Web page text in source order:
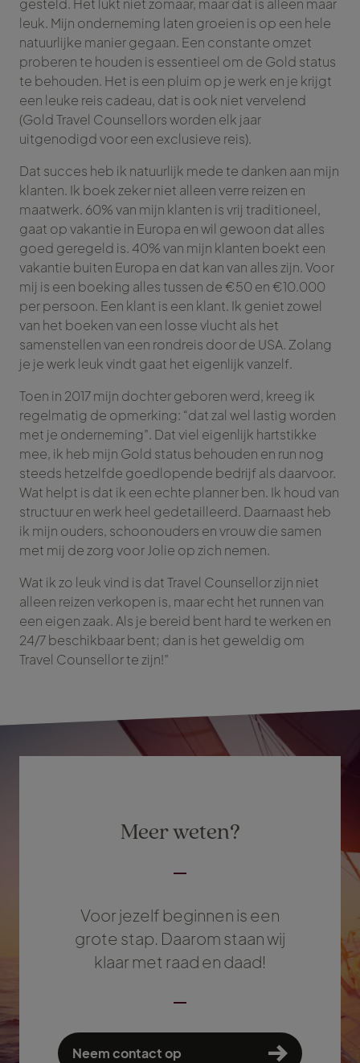
gesteld. Het lukt niet zomaar, maar dat is alleen maar
leuk. Mijn onderneming laten groeien is op een hele
natuurlijke manier gegaan. Een constante omzet
proberen te houden is essentieel om de Gold status
te behouden. Het is een pluim op je werk en je krijgt
een leuke reis cadeau, dat is ook niet vervelend
(Gold Travel Counsellors worden elk jaar
uitgenodigd voor een exclusieve reis).
Dat succes heb ik natuurlijk mede te danken aan mijn
klanten. Ik boek zeker niet alleen verre reizen en
maatwerk. 60% van mijn klanten is vrij traditioneel,
gaat op vakantie in Europa en wil gewoon dat alles
goed geregeld is. 40% van mijn klanten boekt een
vakantie buiten Europa en dat kan van alles zijn. Voor
mij is een boeking alles tussen de €50 en €10.000
per persoon. Een klant is een klant. Ik geniet zowel
van het boeken van een losse vlucht als het
samenstellen van een rondreis door de USA. Zolang
je je werk leuk vindt gaat het eigenlijk vanzelf.
Toen in 2017 mijn dochter geboren werd, kreeg ik
regelmatig de opmerking: “dat zal wel lastig worden
met je onderneming”. Dat viel eigenlijk hartstikke
mee, ik heb mijn Gold status behouden en run nog
steeds hetzelfde goedlopende bedrijf als daarvoor.
Wat helpt is dat ik een echte planner ben. Ik houd van
structuur en werk heel gedetailleerd. Daarnaast heb
ik mijn ouders, schoonouders en vrouw die samen
met mij de zorg voor Jolie op zich nemen.
Wat ik zo leuk vind is dat Travel Counsellor zijn niet
alleen reizen verkopen is, maar echt het runnen van
een eigen zaak. Als je bereid bent hard te werken en
24/7 beschikbaar bent; dan is het geweldig om
Travel Counsellor te zijn!”
Meer weten?
Voor jezelf beginnen is een
grote stap. Daarom staan wij
klaar met raad en daad!
Neem contact op